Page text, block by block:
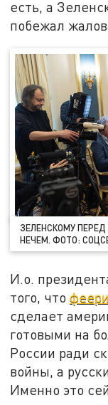
есть, а
побежал
ЗЕЛЕНСКОМУ
НЕЧЕМ. ФОТО:
И.о.
того, что
сделает
готовыми на
России ради
войны, а
Именно это